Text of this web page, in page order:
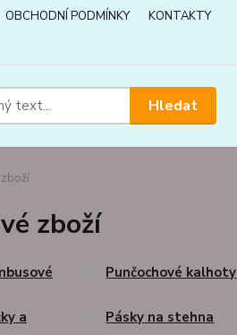
OBCHODNÍ PODMÍNKY
KONTAKTY
Hledat
zboží
Punčochové kalhoty
a
Pásky na stehna